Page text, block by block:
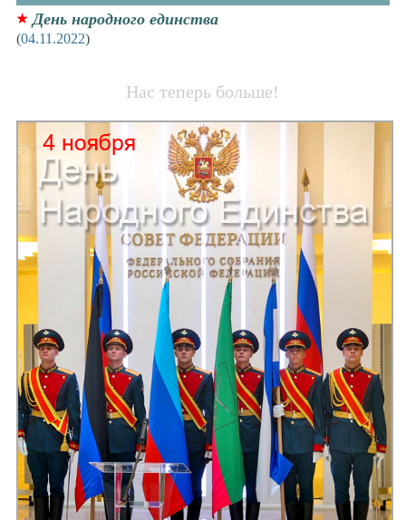
День народного единства
(04.11.2022)
Нас теперь больше!